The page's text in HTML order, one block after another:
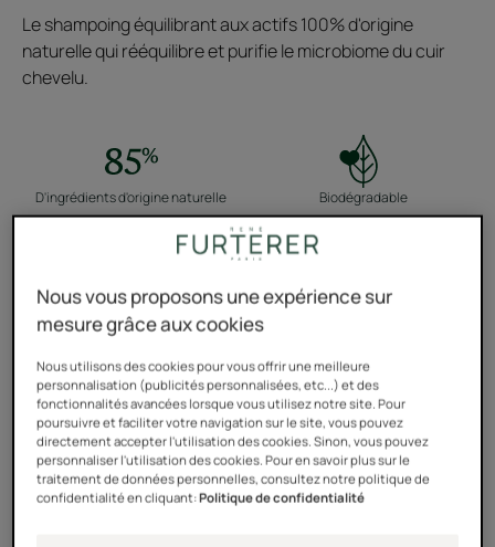
Le shampoing équilibrant aux actifs 100% d'origine
naturelle qui rééquilibre et purifie le microbiome du cuir
chevelu.
D'ingrédients d'origine naturelle Biodégradable
Actifs 100% d'origine naturelle, sans silicone, sans tensio-
actif sulfaté, actif For Life.
Tube Tube
150ml
Nous vous proposons une expérience sur
mesure grâce aux cookies
Nous utilisons des cookies pour vous offrir une meilleure
personnalisation (publicités personnalisées, etc...) et des
fonctionnalités avancées lorsque vous utilisez notre site. Pour
poursuivre et faciliter votre navigation sur le site, vous pouvez
directement accepter l'utilisation des cookies. Sinon, vous pouvez
personnaliser l'utilisation des cookies. Pour en savoir plus sur le
traitement de données personnelles, consultez notre politique de
confidentialité en cliquant:Politique de confidentialité